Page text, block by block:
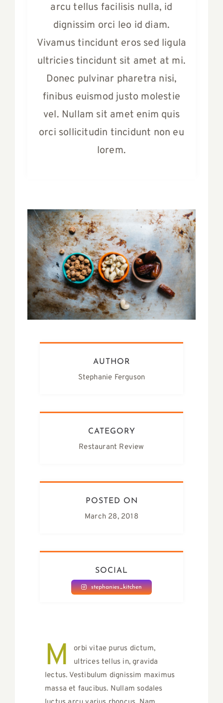
arcu tellus facilisis nulla, id
dignissim orci leo id diam.
Vivamus tincidunt eros sed ligula
ultricies tincidunt sit amet at mi.
Donec pulvinar pharetra nisi,
finibus euismod justo molestie
vel. Nullam sit amet enim quis
orci sollicitudin tincidunt non eu
lorem.
AUTHOR
Stephanie Ferguson
CATEGORY
Restaurant Review
POSTED ON
March 28, 2018
SOCIAL
stephanies_kitchen
M
orbi vitae purus dictum,
ultrices tellus in, gravida
lectus. Vestibulum dignissim maximus
massa et faucibus. Nullam sodales